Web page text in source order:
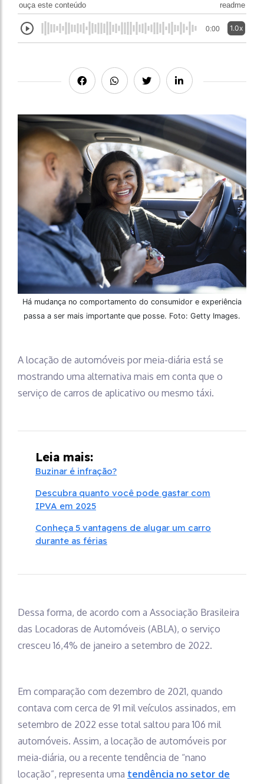
ouça este conteúdo readme
0:00 1.0x
Há mudança no comportamento do consumidor e experiência
passa a ser mais importante que posse. Foto: Getty Images.
A locação de automóveis por meia-diária está se
mostrando uma alternativa mais em conta que o
serviço de carros de aplicativo ou mesmo táxi.
Leia mais:
Buzinar é infração?
Descubra quanto você pode gastar com
IPVA em 2025
Conheça 5 vantagens de alugar um carro
durante as férias
Dessa forma, de acordo com a Associação Brasileira
das Locadoras de Automóveis (ABLA), o serviço
cresceu 16,4% de janeiro a setembro de 2022.
Em comparação com dezembro de 2021, quando
contava com cerca de 91 mil veículos assinados, em
setembro de 2022 esse total saltou para 106 mil
automóveis. Assim, a locação de automóveis por
meia-diária, ou a recente tendência de “nano
locação”, representa uma tendência no setor de